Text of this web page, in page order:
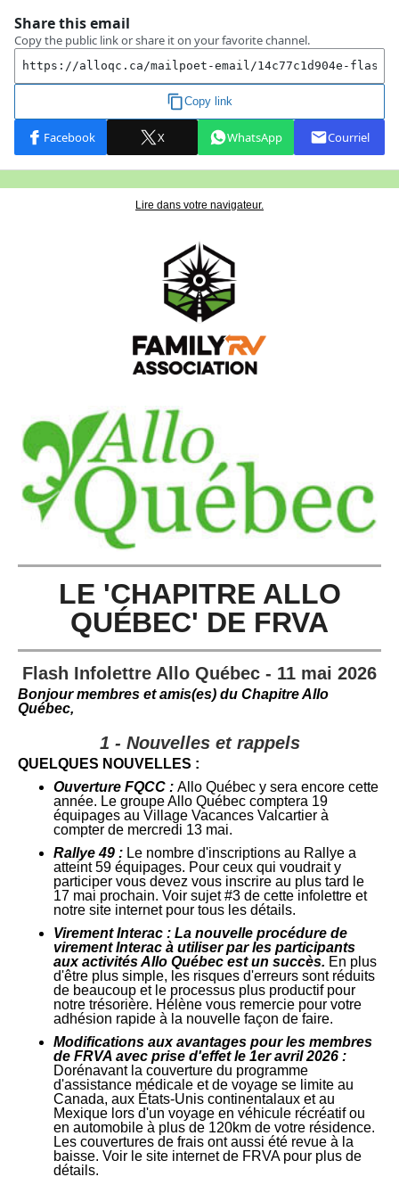
Lire dans votre navigateur.
LE 'CHAPITRE ALLO
QUÉBEC' DE FRVA
Flash Infolettre Allo Québec - 11 mai 2026
Bonjour membres et amis(es) du Chapitre Allo
Québec,
1 - Nouvelles et rappels
QUELQUES NOUVELLES :
Ouverture FQCC : Allo Québec y sera encore cette
année. Le groupe Allo Québec comptera 19
équipages au Village Vacances Valcartier à
compter de mercredi 13 mai.
Rallye 49 : Le nombre d'inscriptions au Rallye a
atteint 59 équipages. Pour ceux qui voudrait y
participer vous devez vous inscrire au plus tard le
17 mai prochain. Voir sujet #3 de cette infolettre et
notre site internet pour tous les détails.
Virement Interac : La nouvelle procédure de
virement Interac à utiliser par les participants
aux activités Allo Québec est un succès. En plus
d'être plus simple, les risques d'erreurs sont réduits
de beaucoup et le processus plus productif pour
notre trésorière. Hélène vous remercie pour votre
adhésion rapide à la nouvelle façon de faire.
Modifications aux avantages pour les membres
de FRVA avec prise d'effet le 1er avril 2026 :
Dorénavant la couverture du programme
d'assistance médicale et de voyage se limite au
Canada, aux États-Unis continentalaux et au
Mexique lors d'un voyage en véhicule récréatif ou
en automobile à plus de 120km de votre résidence.
Les couvertures de frais ont aussi été revue à la
baisse. Voir le site internet de FRVA pour plus de
détails.